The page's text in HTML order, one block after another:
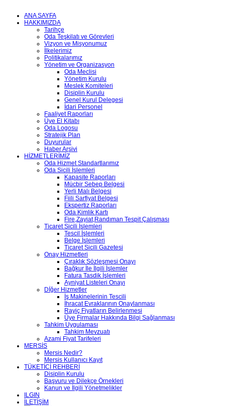
ANA SAYFA
HAKKIMIZDA
Tarihçe
Oda Teşkilatı ve Görevleri
Vizyon ve Misyonumuz
İlkelerimiz
Politikalarımız
Yönetim ve Organizasyon
Oda Meclisi
Yönetim Kurulu
Meslek Komiteleri
Disiplin Kurulu
Genel Kurul Delegesi
İdari Personel
Faaliyet Raporları
Üye El Kitabı
Oda Logosu
Stratejik Plan
Duyurular
Haber Arşivi
HİZMETLERİMİZ
Oda Hizmet Standartlarımız
Oda Sicili İşlemleri
Kapasite Raporları
Mücbir Sebep Belgesi
Yerli Malı Belgesi
Fiili Sarfiyat Belgesi
Ekspertiz Raporları
Oda Kimlik Kartı
Fire,Zayiat,Randıman Tespit Çalışması
Ticaret Sicili İşlemleri
Tescil İşlemleri
Belge İşlemleri
Ticaret Sicili Gazetesi
Onay Hizmetleri
Çıraklık Sözleşmesi Onayı
Bağkur İle İlgili İşlemler
Fatura Tasdik İşlemleri
Ayniyat Listeleri Onayı
Dİğer Hizmetler
İş Makinelerinin Tescili
İhracat Evraklarının Onaylanması
Rayiç Fiyatların Belirlenmesi
Üye Firmalar Hakkında Bilgi Sağlanması
Tahkim Uygulaması
Tahkim Mevzuatı
Azami Fiyat Tarifeleri
MERSİS
Mersis Nedir?
Mersis Kullanıcı Kayıt
TÜKETİCİ REHBERİ
Disiplin Kurulu
Başvuru ve Dilekçe Örnekleri
Kanun ve İlgili Yönetmelikler
ILGIN
İLETİŞİM